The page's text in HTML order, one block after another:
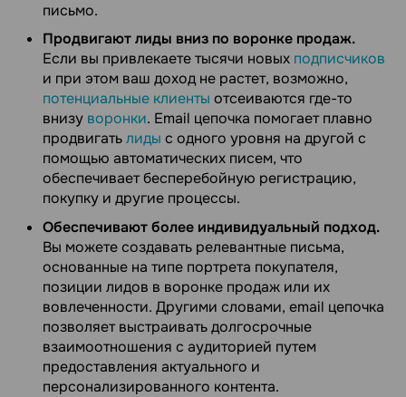
письмо.
Продвигают лиды вниз по воронке продаж.
Если вы привлекаете тысячи новых подписчиков
и при этом ваш доход не растет, возможно,
потенциальные клиенты отсеиваются где-то
внизу воронки. Email цепочка помогает плавно
продвигатьлиды с одного уровня на другой с
помощью автоматических писем, что
обеспечивает бесперебойную регистрацию,
покупку и другие процессы.
Обеспечивают более индивидуальный подход.
Вы можете создавать релевантные письма,
основанные на типе портрета покупателя,
позиции лидов в воронке продаж или их
вовлеченности. Другими словами, email цепочка
позволяет выстраивать долгосрочные
взаимоотношения с аудиторией путем
предоставления актуального и
персонализированного контента.